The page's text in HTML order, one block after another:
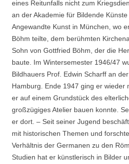
eines Reitunfalls nicht zum
an der Akademie für Bildende
Angewandte Kunst in München, wo
Böhm teilte, dem berühmten
Sohn von Gottfried Böhm, der die
baute. Im Wintersemester 1946/47
Bildhauers Prof. Edwin Scharff an
Hamburg. Ende 1947 ging er wieder
er auf einem Grundstück des
großzügiges Atelier bauen konnte.
er dort. – Seit seiner Jugend
mit historischen Themen und
Verhältnis der Germanen zu den
Studien hat er künstlerisch in Bilder